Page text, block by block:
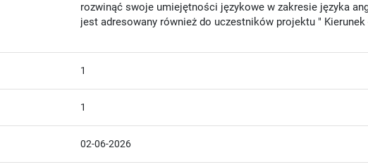
rozwinąć swoje umiejętności językowe w zakresie języka
jest adresowany również do uczestników projektu " Kierunek
1
1
02-06-2026